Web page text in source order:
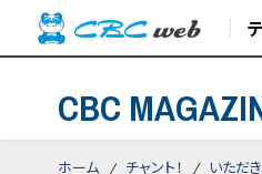
CBC
ホーム チャント！ いただ